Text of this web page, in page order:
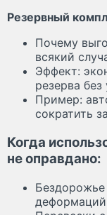
Резервный
Почему
всякий
Эффект:
резерва
Пример:
сократить
Когда
не оправдано: